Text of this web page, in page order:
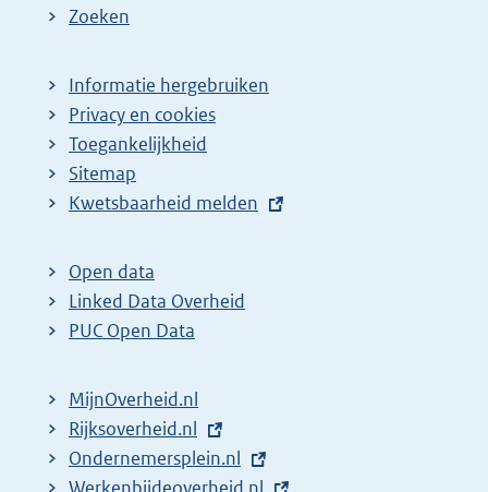
Zoeken
Informatie hergebruiken
Privacy en cookies
Toegankelijkheid
Sitemap
E
t
e
r
l
i
n
Kwetsbaarheid melden
Open data
Linked Data Overheid
PUC Open Data
MijnOverheid.nl
E
x
t
Rijksoverheid.nl
E
x
Ondernemersplein.nl
E
Werkenbijdeoverheid.nl